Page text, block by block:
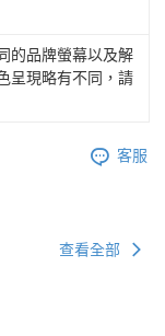
的品牌螢幕以及解
呈現略有不同，請
客服
查看全部